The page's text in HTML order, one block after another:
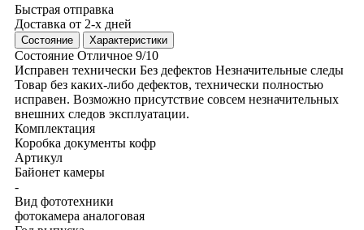
Быстрая отправка
Доставка от 2-х дней
Состояние Характеристики
Состояние Отличное 9/10
Исправен технически Без дефектов Незначительные следы
Товар без каких-либо дефектов, технически полностью
исправен. Возможно присутствие совсем незначительных
внешних следов эксплуатации.
Комплектация
Коробка документы кофр
Артикул
Байонет камеры
-
Вид фототехники
фотокамера аналоговая